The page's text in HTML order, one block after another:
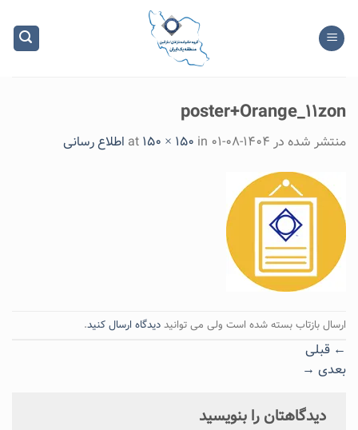
content
poster+Orange_۱۱zon
منتشر شده در ۱۴۰۴-۰۸-۰۱ 150 × 150 in اطلاع رسانی
ارسال بازتاب بسته شده است ولی می توانید دیدگاه ارسال کنید.
← قبلی
بعدی →
دیدگاهتان را بنویسید